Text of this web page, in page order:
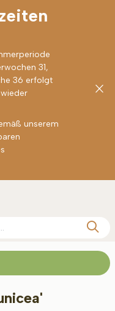
31,
36 erfolgt
unserem